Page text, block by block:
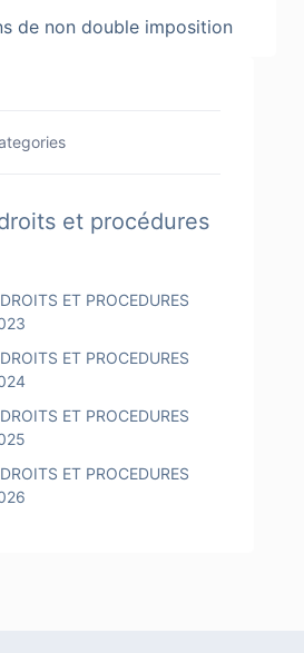
de non double imposition
et procédures
ET PROCEDURES
ET PROCEDURES
ET PROCEDURES
ET PROCEDURES